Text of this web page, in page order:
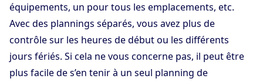
équipements, un pour tous les emplacements, etc.
Avec des plannings séparés, vous avez plus de
contrôle sur les heures de début ou les différents
jours fériés. Si cela ne vous concerne pas, il peut être
plus facile de s’en tenir à un seul planning de